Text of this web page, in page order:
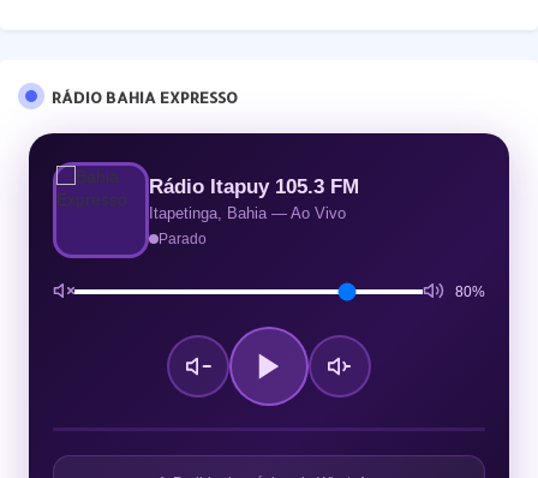
RÁDIO BAHIA EXPRESSO
Rádio Itapuy 105.3 FM
Itapetinga, Bahia — Ao Vivo
Parado
80%